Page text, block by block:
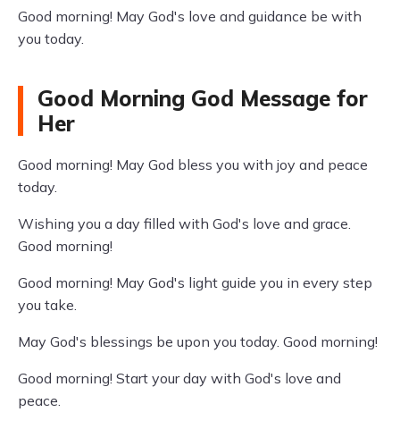
Good morning! May God's love and guidance be with
you today.
Good Morning God Message for
Her
Good morning! May God bless you with joy and peace
today.
Wishing you a day filled with God's love and grace.
Good morning!
Good morning! May God's light guide you in every step
you take.
May God's blessings be upon you today. Good morning!
Good morning! Start your day with God's love and
peace.